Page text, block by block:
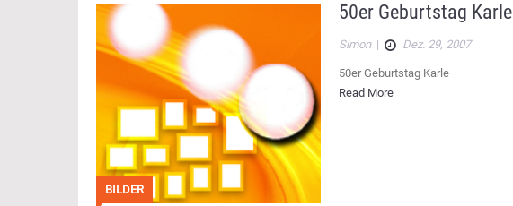
BILDER
50er Geburtstag Karle
Simon| Dez. 29, 2007
50er Geburtstag Karle
Read More